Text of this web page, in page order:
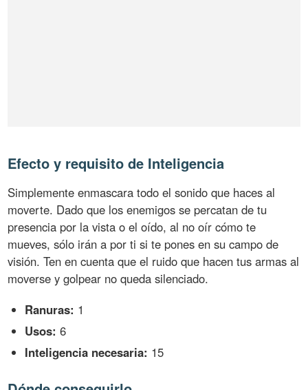
Efecto y requisito de Inteligencia
Simplemente enmascara todo el sonido que haces al
moverte. Dado que los enemigos se percatan de tu
presencia por la vista o el oído, al no oír cómo te
mueves, sólo irán a por ti si te pones en su campo de
visión. Ten en cuenta que el ruido que hacen tus armas al
moverse y golpear no queda silenciado.
Ranuras: 1
Usos: 6
Inteligencia necesaria: 15